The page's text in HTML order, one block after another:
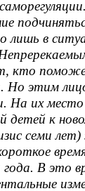
лишь в
кто
Но этим
На их
детей к
семи
года. В это